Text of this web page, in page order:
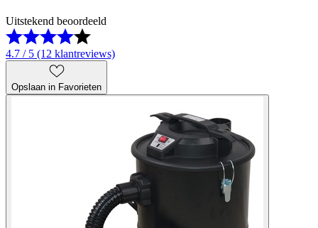
Uitstekend beoordeeld
4.7 / 5 (12 klantreviews)
Opslaan in Favorieten